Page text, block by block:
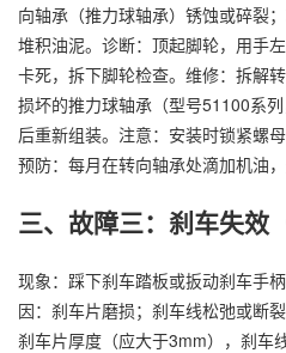
向轴承（推力球轴承）锈蚀或碎裂
堆积油泥。诊断：顶起脚轮，用手
卡死，拆下脚轮检查。维修：拆解
损坏的推力球轴承（型号51100系
后重新组装。注意：安装时锁紧螺
预防：每月在转向轴承处滴加机油
三、故障三：刹车失效
现象：踩下刹车踏板或扳动刹车手
因：刹车片磨损；刹车线松弛或断
刹车片厚度（应大于3mm），刹车